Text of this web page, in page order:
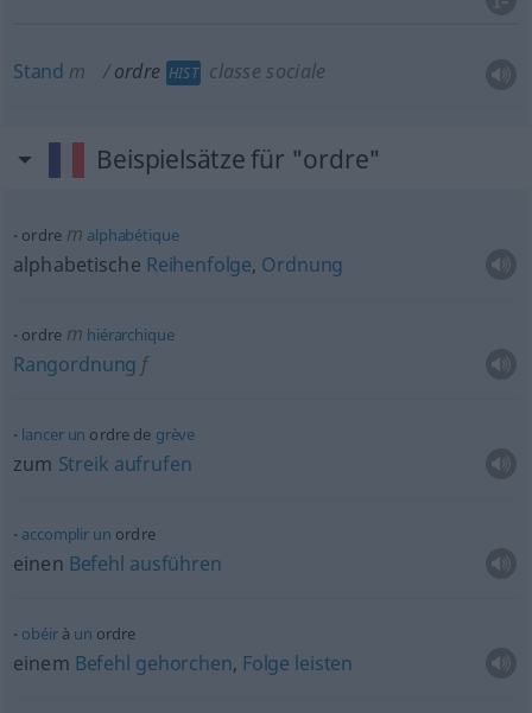
Stand m ordre HIST classe sociale
Beispielsätze für "ordre"
ordrem alphabétique
alphabetische Reihenfolge, Ordnung
ordrem hiérarchique
Rangordnung f
lancer un ordre de grève
zum Streik aufrufen
accomplir un ordre
einen Befehl ausführen
obéirà un ordre
einem Befehl gehorchen, Folge leisten